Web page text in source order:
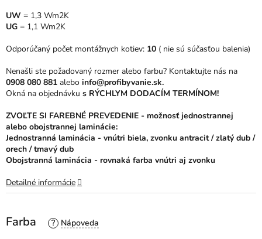
Farba ?
UW = 1,3 Wm2K
UG = 1,1 Wm2K
Odporúčaný počet montážnych kotiev: 10 ( nie sú súčasťou balenia)
Nenašli ste požadovaný rozmer alebo farbu? Kontaktujte nás na
0908 080 881 alebo info@profibyvanie.sk.
Okná na objednávku s RÝCHLYM DODACÍM TERMÍNOM!
ZVOĽTE SI FAREBNÉ PREVEDENIE - možnosť jednostrannej
alebo obojstrannej laminácie:
Jednostranná laminácia - vnútri biela, zvonku antracit / zlatý dub /
orech / tmavý dub
Obojstranná laminácia - rovnaká farba vnútri aj zvonku
Detailné informácie